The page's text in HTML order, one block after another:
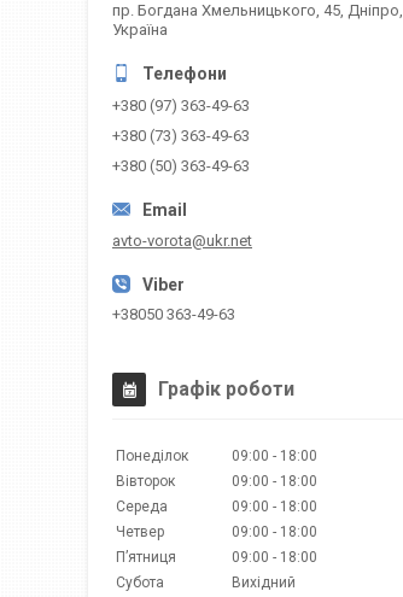
пр. Богдана Хмельницького, 45, Дніпро,
Україна
+380 (97) 363-49-63
+380 (73) 363-49-63
+380 (50) 363-49-63
avto-vorota@ukr.net
+38050 363-49-63
Графік роботи
Понеділок 09:00
18:00
Вівторок
09:00
18:00
Середа
09:00
18:00
Четвер
09:00
18:00
Пʼятниця
09:00
18:00
Субота
Вихідний